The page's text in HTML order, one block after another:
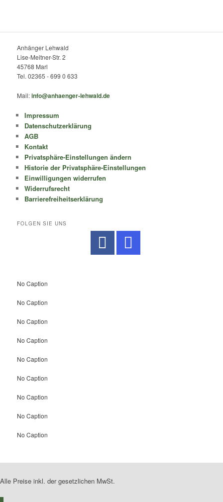
Anhänger Lehwald
Lise-Meitner-Str. 2
45768 Marl
Tel. 02365 - 699 0 633
Mail:info@anhaenger-lehwald.de
Impressum
Datenschutzerklärung
AGB
Kontakt
Privatsphäre-Einstellungen ändern
Historie der Privatsphäre-Einstellungen
Einwilligungen widerrufen
Widerrufsrecht
Barrierefreiheitserklärung
FOLGEN SIE UNS
No Caption
No Caption
No Caption
No Caption
No Caption
No Caption
No Caption
No Caption
No Caption
Alle Preise inkl. der gesetzlichen MwSt.